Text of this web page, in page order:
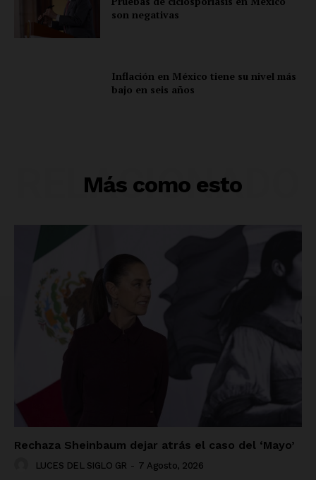
son negativas
Inflación en México tiene su nivel más
bajo en seis años
Más como esto
RELACIONADO
Rechaza Sheinbaum dejar atrás el caso del ‘Mayo’
LUCES DEL SIGLO GR - 7 Agosto, 2026